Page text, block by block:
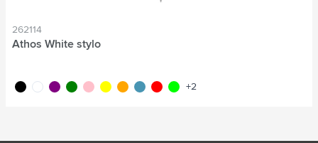
262114
Athos White stylo
noir blancpourpre
vert rose jauneorangebleu clair
rougelime +2